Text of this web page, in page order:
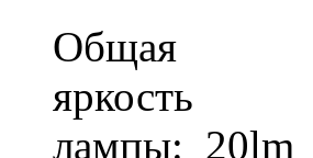
Общая
яркость
лампы: 20lm